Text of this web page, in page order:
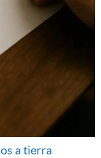
a tierra